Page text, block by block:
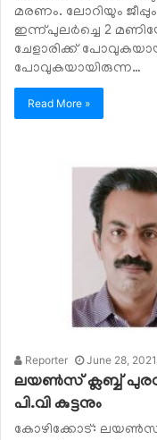
മരണം. ലോറിയും ജീപ്പും
ഇന്ന്പുലർച്ചെ 2
ചേളാരിക്ക്
പോവുകയായിരുന്ന…
Read More »
Reporter June 28, 2021
ലയൺസ് ക്ലബ്ബ്
പി.വി കുട്ടനും
കോഴിക്കോട്: ലയൺസ്